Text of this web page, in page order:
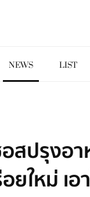
NEWS LIST
สปรุงอา
ใหม่ เอ